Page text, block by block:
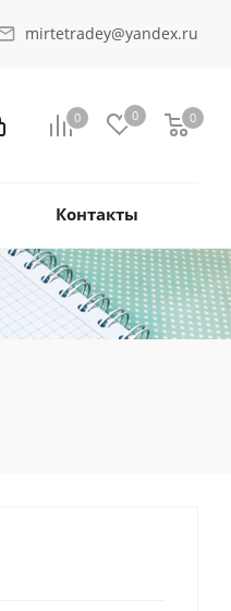
mirtetradey@yandex.ru
0 0 0
Контакты